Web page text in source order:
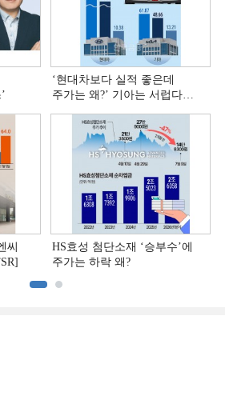
‘현대차보다 실적 좋은데
주가는 왜?ʼ 기아는 서럽다
씨
HS효성 첨단소재 ‘승부수’에
주가는 하락 왜?